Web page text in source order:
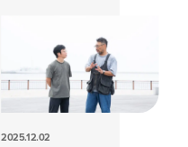
2025.12.02